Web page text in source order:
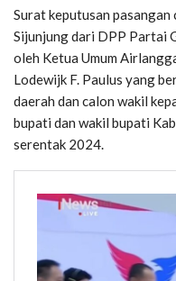
Surat keputusan
Sijunjung dari DPP Partai
oleh Ketua Umum
Lodewijk F. Paulus yang
daerah dan calon wakil
bupati dan wakil bupati
serentak 2024.